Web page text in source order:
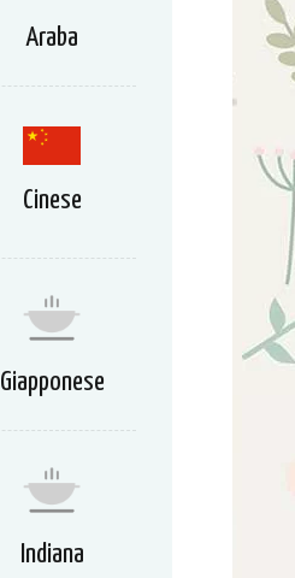
Araba
Cinese
Giapponese
Indiana